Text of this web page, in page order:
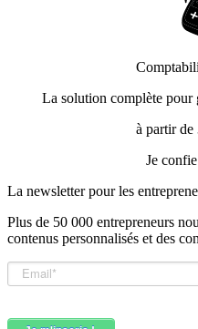
La solution complète pour
à partir
Je
La newsletter pour les
Plus de 50 000 entrepreneurs
contenus personnalisés et des